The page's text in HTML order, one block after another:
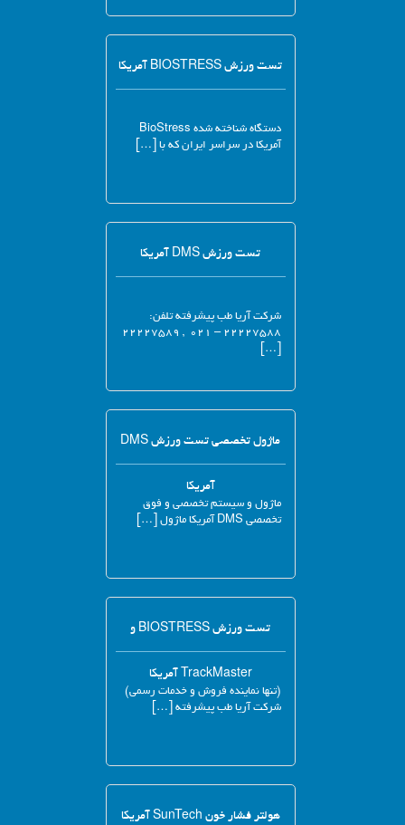
تست ورزش BIOSTRESS آمریکا
دستگاه شناخته شده BioStress
آمریکا در سراسر ایران که با […]
تست ورزش DMS آمریکا
شرکت آریا طب پیشرفته تلفن:
۲۲۲۲۷۵۸۸ – ۰۲۱ , ۲۲۲۲۷۵۸۹
[…]
ماژول تخصصی تست ورزش DMS
آمریکا
ماژول و سیستم تخصصی و فوق
تخصصی DMS آمریکا ماژول […]
تست ورزش BIOSTRESS و
TrackMaster آمریکا
(تنها نماینده فروش و خدمات رسمی)
شرکت آریا طب پیشرفته […]
هولتر فشار خون SunTech آمریکا